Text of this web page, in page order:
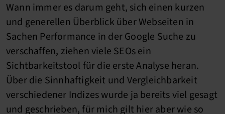
Wann immer es darum geht, sich einen kurzen
und generellen Überblick über Webseiten in
Sachen Performance in der Google Suche zu
verschaffen, ziehen viele SEOs ein
Sichtbarkeitstool für die erste Analyse heran.
Über die Sinnhaftigkeit und Vergleichbarkeit
verschiedener Indizes wurde ja bereits viel gesagt
und geschrieben, für mich gilt hier aber wie so